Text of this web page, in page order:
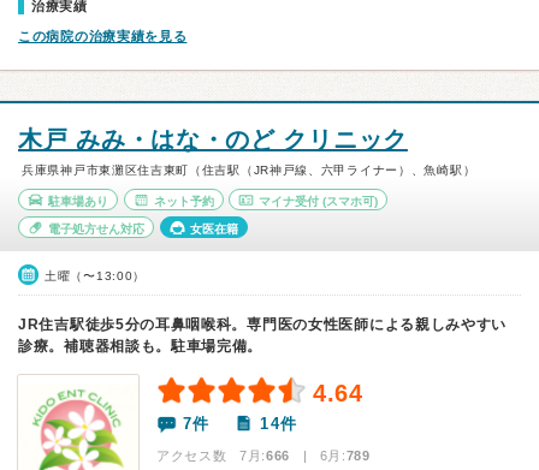
治療実績
この病院の治療実績を見る
木戸 みみ・はな・のど クリニック
兵庫県神戸市東灘区住吉東町（住吉駅（JR神戸線、六甲ライナー）、魚崎駅）
駐車場あり ネット予約 マイナ受付 (スマホ可)
電子処方せん対応 女医在籍
土曜（〜13:00）
JR住吉駅徒歩5分の耳鼻咽喉科。専門医の女性医師による親しみやすい
診療。補聴器相談も。駐車場完備。
4.64
7件 14件
アクセス数 7月:666 | 6月:789